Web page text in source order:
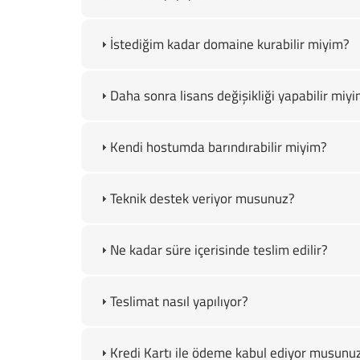
İstediğim kadar domaine kurabilir miyim?
Daha sonra lisans değişikliği yapabilir
Kendi hostumda barındırabilir miyim?
Teknik destek veriyor musunuz?
Ne kadar süre içerisinde teslim edilir?
Teslimat nasıl yapılıyor?
Kredi Kartı ile ödeme kabul ediyor